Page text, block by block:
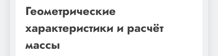
Геометрические
характеристики и расчёт
массы